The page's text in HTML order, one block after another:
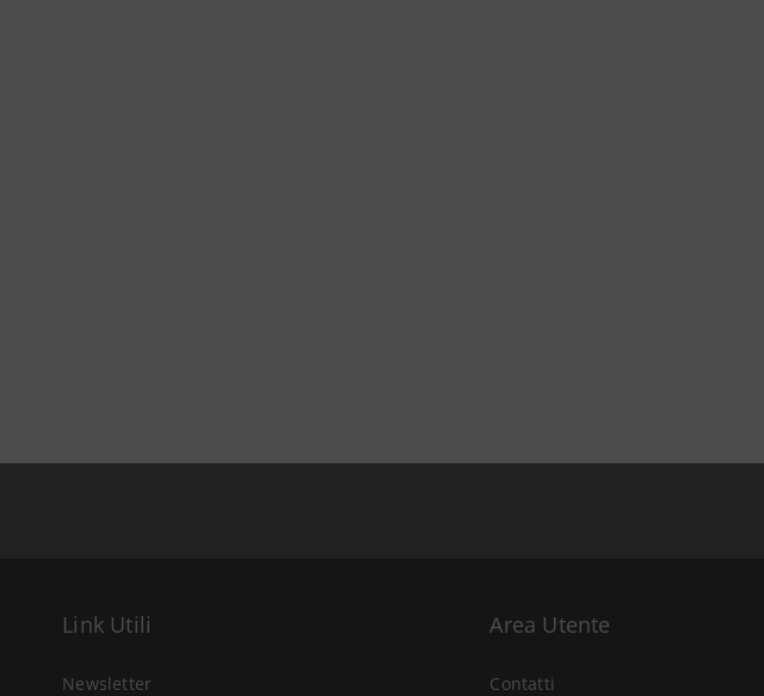
Link Utili
Newsletter
Area Utente
Contatti